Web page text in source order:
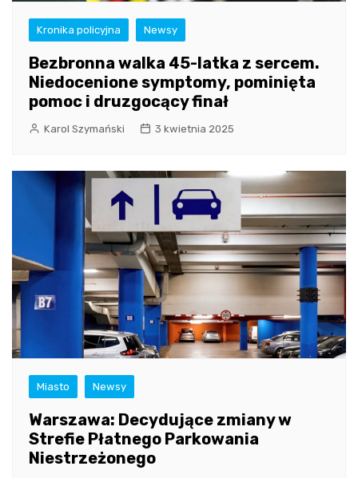
Kronika policyjna Newsy
Bezbronna walka 45-latka z sercem.
Niedocenione symptomy, pominięta
pomoc i druzgocący finał
Karol Szymański 3 kwietnia 2025
Miasto Newsy
Warszawa: Decydujące zmiany w
Strefie Płatnego Parkowania
Niestrzeżonego